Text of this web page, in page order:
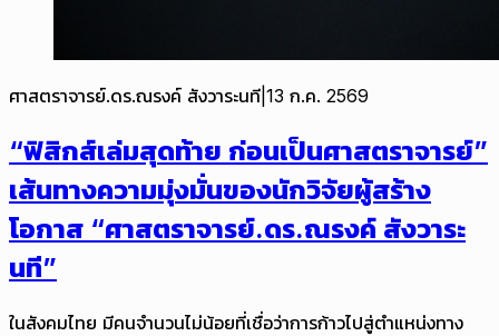
ศาสตราจารย์.ดร.ณรงค์ สังวาระนที 13 ก.ค. 2569
“ฟิสิกส์เล่มสุดท้าย ก่อนเป็นศาสตราจารย์”
เส้นทางความมุ่งมั่นของนักวิจัยผู้สร้าง
โอกาส “ศาสตราจารย์.ดร.ณรงค์ สังวาระ
นที”
ในสังคมไทย มีคนจำนวนไม่น้อยที่เชื่อว่าการก้าวไปสู่ตำแหน่งทาง